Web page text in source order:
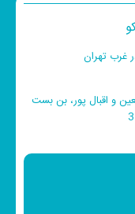
غرب تهران
و اقبال پور، بن بست